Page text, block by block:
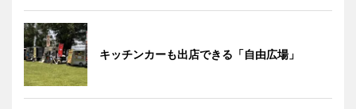
キッチンカーも出店できる「自由広場」